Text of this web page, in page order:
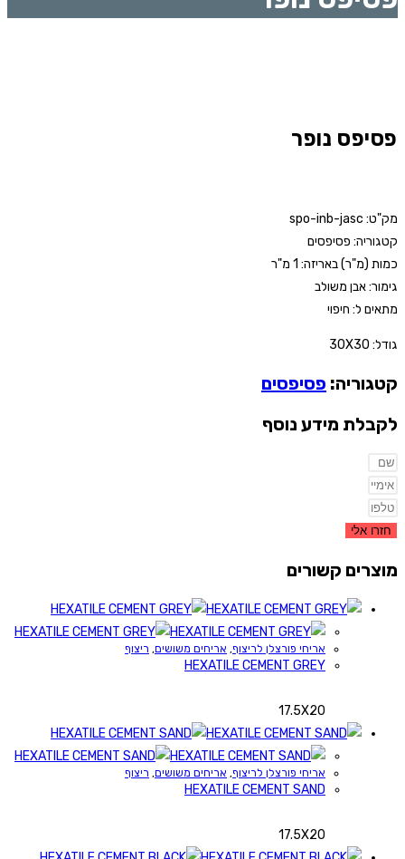
פסיפס נופר
מק"ט: spo-inb-jasc
קטגוריה: פסיפסים
כמות (מ"ר) באריזה: 1 מ"ר
גימור: אבן משולב
מתאים ל: חיפוי
גודל: 30X30
קטגוריה: פסיפסים
לקבלת מידע נוסף
חזרו אלי
מוצרים קשורים
אריחי פורצלן לריצוף, אריחים משושים, ריצוף
HEXATILE CEMENT GREY
17.5X20
אריחי פורצלן לריצוף, אריחים משושים, ריצוף
HEXATILE CEMENT SAND
17.5X20